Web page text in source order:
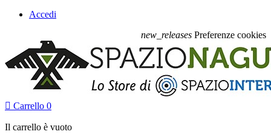
Accedi
new_releases Preferenze cookies
 Carrello 0
Il carrello è vuoto